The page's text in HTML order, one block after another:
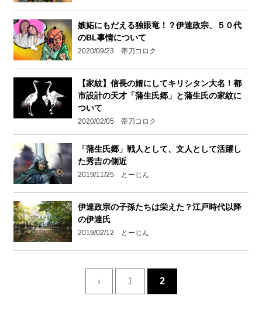
嫉妬にもだえる独眼竜！？伊達政宗、５０代
のBL事情について
2020/09/23 帯刀コロク
【家紋】信長の婿にしてキリシタン大名！都
市設計の天才「蒲生氏郷」と蒲生氏の家紋に
ついて
2020/02/05 帯刀コロク
「蒲生氏郷」戦人として、文人として活躍し
た秀吉の側近
2019/11/25 とーじん
伊達政宗の子孫たちは栄えた？江戸時代以降
の伊達氏
2019/02/12 とーじん
‹ 1 2